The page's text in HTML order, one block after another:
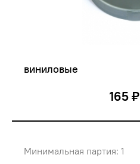
виниловые
165 ₽
Минимальная партия: 1